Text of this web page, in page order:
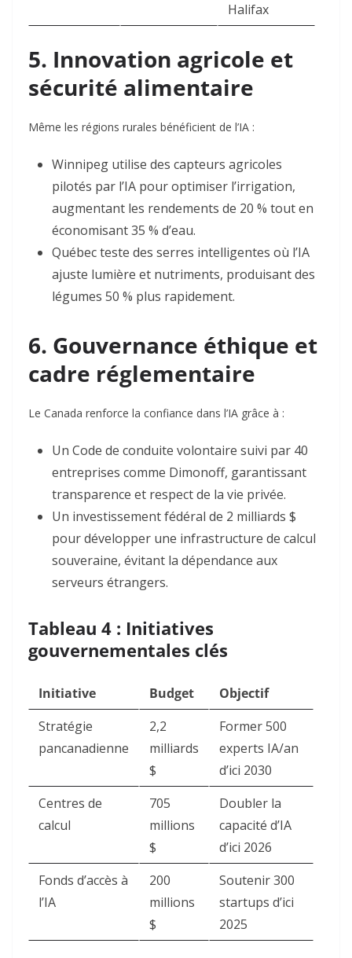
Halifax
5. Innovation agricole et
sécurité alimentaire
Même les régions rurales bénéficient de l’IA :
Winnipeg utilise des capteurs agricoles
pilotés par l’IA pour optimiser l’irrigation,
augmentant les rendements de 20 % tout en
économisant 35 % d’eau.
Québecteste des serres intelligentes où l’IA
ajuste lumière et nutriments, produisant des
légumes 50 % plus rapidement.
6. Gouvernance éthique et
cadre réglementaire
Le Canada renforce la confiance dans l’IA grâce à :
Un Code de conduite volontaire suivi par 40
entreprises comme Dimonoff, garantissant
transparence et respect de la vie privée.
Un investissement fédéral de 2 milliards $
pour développer une infrastructure de calcul
souveraine, évitant la dépendance aux
serveurs étrangers.
Tableau 4 : Initiatives
gouvernementales clés
Initiative Budget
Objectif
Stratégie
pancanadienne
2,2
milliards
$
Former 500
experts IA/an
d’ici 2030
Centres de
calcul
705
millions
$
Doubler la
capacité d’IA
d’ici 2026
Fonds d’accès à
l’IA
200
millions
$
Soutenir 300
startups d’ici
2025